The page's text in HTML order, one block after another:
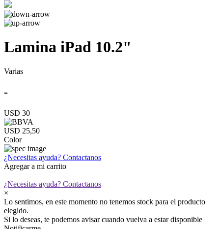
Lamina iPad 10.2"
Varias
-
USD 30
USD 25,50
Color
¿Necesitas ayuda? Contactanos
Agregar a mi carrito
¿Necesitas ayuda? Contactanos
×
Lo sentimos, en este momento no tenemos stock para el producto
elegido.
Si lo deseas, te podemos avisar cuando vuelva a estar disponible